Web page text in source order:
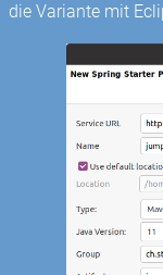
die Variante mit